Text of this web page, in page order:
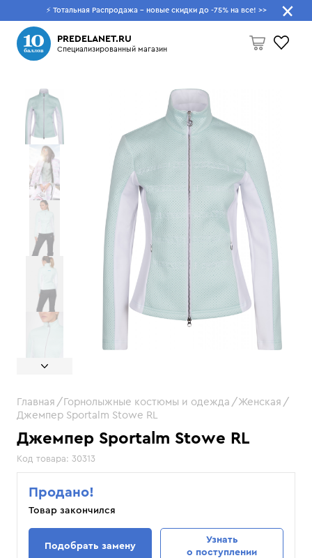
⚡ Тотальная Распродажа - новые скидки до -75% на все! >>
PREDELANET.RU
Специализированный магазин
Пусто
Что будем искать?
Джемпер Sportalm Stowe RL
Код товара: 30313
Главная Горнолыжные костюмы и одежда
Женская
Джемпер Sportalm Stowe RL
Продано!
Товар закончился
Подобрать замену
Узнать
о поступлении